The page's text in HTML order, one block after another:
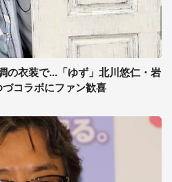
の衣装で...「ゆず」北川悠仁・岩
コラボにファン歓喜